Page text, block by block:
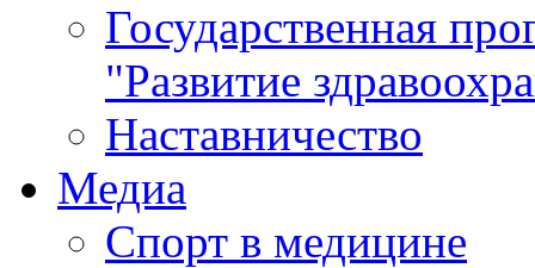
Государственная
"Развитие
Наставничество
Медиа
Спорт в медицине